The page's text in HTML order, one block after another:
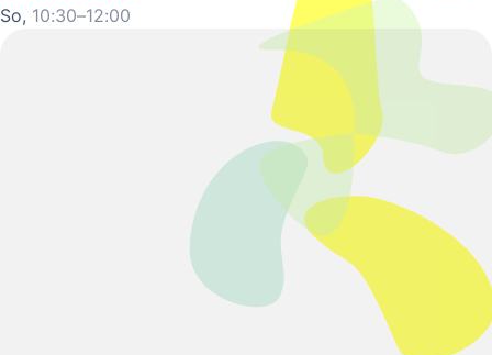
So, 10:30–12:00